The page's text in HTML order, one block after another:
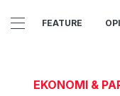
FEATURE
EKONOMI &